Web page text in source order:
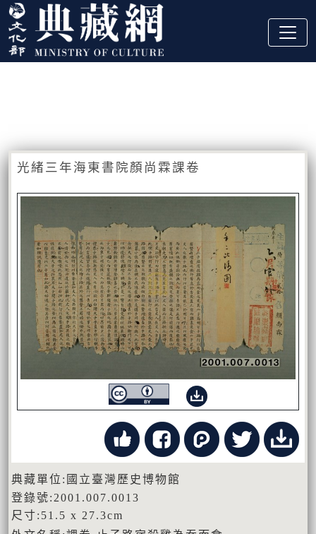
跳到主要內容
:::
光緒三年海東書院顏尚霖課卷
典藏單位:國立臺灣歷史博物館
登錄號:2001.007.0013
尺寸:51.5 x 27.3cm